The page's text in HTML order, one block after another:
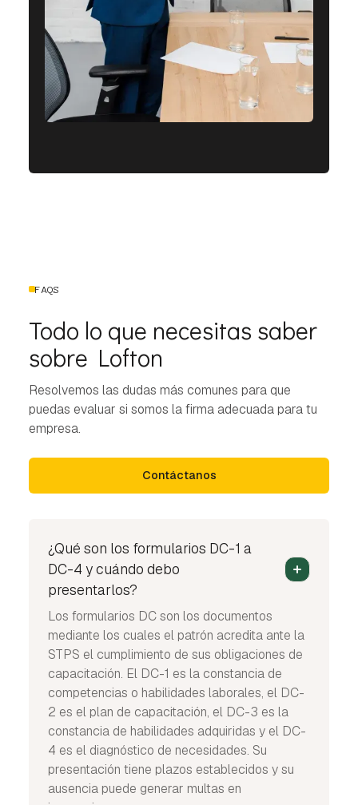
FAQS
Todo lo que necesitas saber
sobre Lofton
Resolvemos las dudas más comunes para que
puedas evaluar si somos la firma adecuada para tu
empresa.
Contáctanos
¿Qué son los formularios DC-1 a
DC-4 y cuándo debo
presentarlos?
Los formularios DC son los documentos
mediante los cuales el patrón acredita ante la
STPS el cumplimiento de sus obligaciones de
capacitación. El DC-1 es la constancia de
competencias o habilidades laborales, el DC-
2 es el plan de capacitación, el DC-3 es la
constancia de habilidades adquiridas y el DC-
4 es el diagnóstico de necesidades. Su
presentación tiene plazos establecidos y su
ausencia puede generar multas en